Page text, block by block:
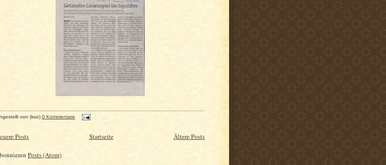
von (kso) 0 Kommentare
Posts Ältere Posts
Startseite
Posts (Atom)